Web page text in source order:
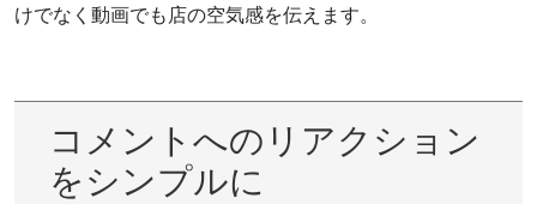
けでなく動画でも店の空気感を伝えます。
コメントへのリアクション
をシンプルに